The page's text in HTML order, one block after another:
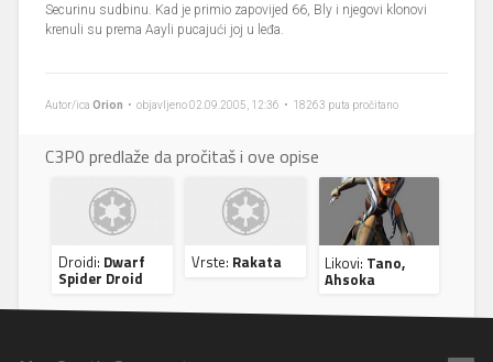
Securinu sudbinu. Kad je primio zapovijed 66, Bly i njegovi klonovi
krenuli su prema Aayli pucajući joj u leđa.
Autor/icaOrion • objavljeno 02.09.2005, 12:36 • 18263 puta pročitano
C3P0 predlaže da pročitaš i ove opise
Droidi: Dwarf
Spider Droid
Vrste: Rakata Likovi: Tano,
Ahsoka